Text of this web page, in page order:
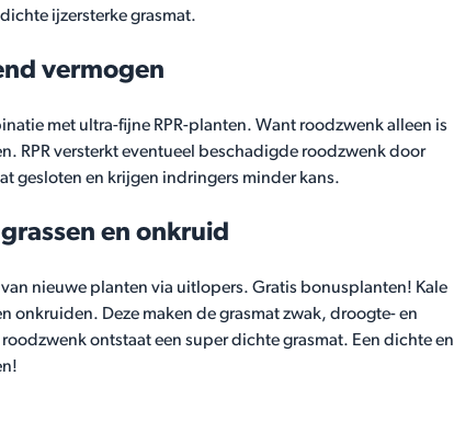
ijzersterke grasmat.
vermogen
met ultra-fijne RPR-planten. Want roodzwenk alleen is
RPR versterkt eventueel beschadigde roodzwenk door
gesloten en krijgen indringers minder kans.
en onkruid
nieuwe planten via uitlopers. Gratis bonusplanten! Kale
onkruiden. Deze maken de grasmat zwak, droogte- en
ontstaat een super dichte grasmat. Een dichte en